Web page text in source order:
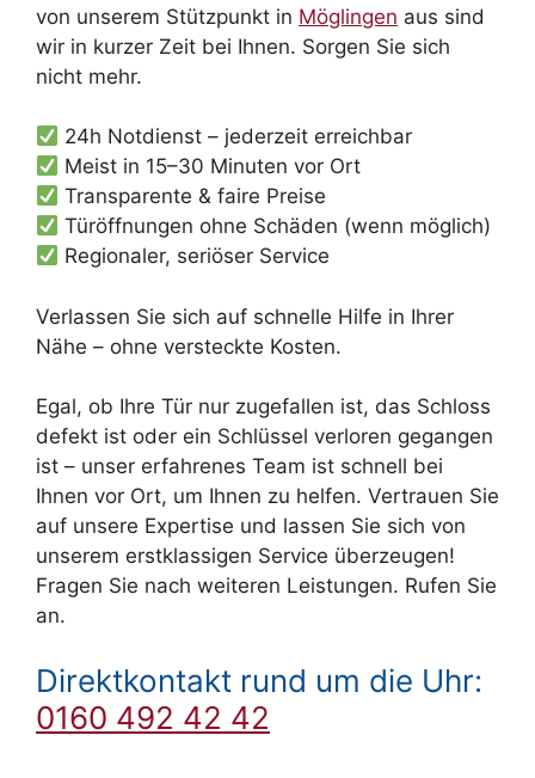
von unserem Stützpunkt in Möglingen aus sind
wir in kurzer Zeit bei Ihnen. Sorgen Sie sich
nicht mehr.
24h Notdienst – jederzeit erreichbar
Meist in 15–30 Minuten vor Ort
Transparente & faire Preise
Türöffnungen ohne Schäden (wenn möglich)
Regionaler, seriöser Service
Verlassen Sie sich auf schnelle Hilfe in Ihrer
Nähe – ohne versteckte Kosten.
Egal, ob Ihre Tür nur zugefallen ist, das Schloss
defekt ist oder ein Schlüssel verloren gegangen
ist – unser erfahrenes Team ist schnell bei
Ihnen vor Ort, um Ihnen zu helfen. Vertrauen Sie
auf unsere Expertise und lassen Sie sich von
unserem erstklassigen Service überzeugen!
Fragen Sie nach weiteren Leistungen. Rufen Sie
an.
Direktkontakt rund um die Uhr:
0160 492 42 42